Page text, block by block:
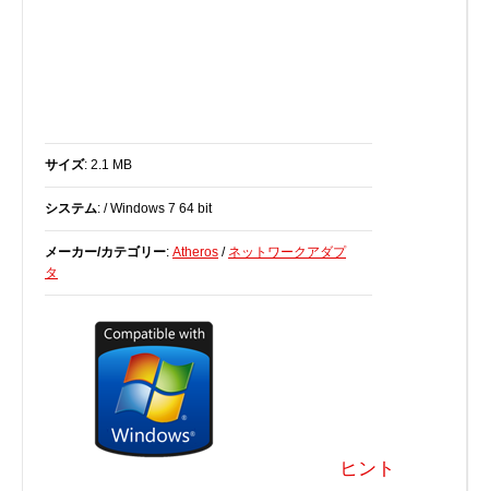
DVD /ブルーレイ・プレーヤー
グラフィックカード
ジョイスティック、ゲームパッド
キーボード＆マウス
サイズ: 2.1 MB
システム: / Windows 7 64 bit
メーカー/カテゴリー: Atheros / ネットワークアダプ
タ
ヒント